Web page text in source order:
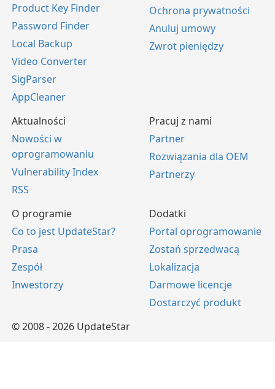
Product Key Finder
Password Finder
Local Backup
Video Converter
SigParser
AppCleaner
Ochrona prywatności
Anuluj umowy
Zwrot pieniędzy
Aktualności
Nowości w
oprogramowaniu
Vulnerability Index
RSS
Pracuj z nami
Partner
Rozwiązania dla OEM
Partnerzy
O programie
Co to jest UpdateStar?
Prasa
Zespół
Inwestorzy
Dodatki
Portal oprogramowanie
Zostań sprzedwacą
Lokalizacja
Darmowe licencje
Dostarczyć produkt
© 2008 - 2026 UpdateStar